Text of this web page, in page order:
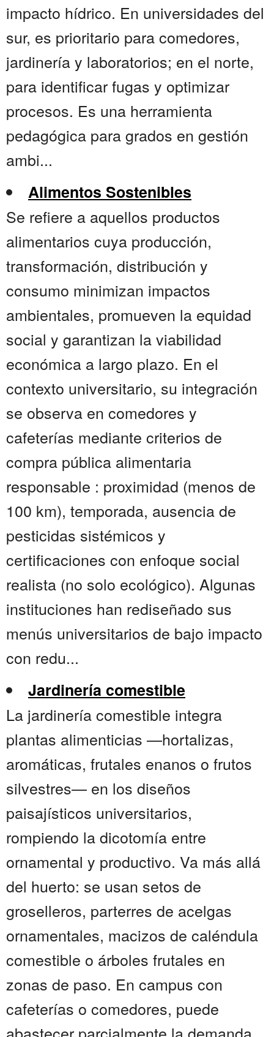
impacto hídrico. En universidades del
sur, es prioritario para comedores,
jardinería y laboratorios; en el norte,
para identificar fugas y optimizar
procesos. Es una herramienta
pedagógica para grados en gestión
ambi...
Alimentos Sostenibles
Se refiere a aquellos productos
alimentarios cuya producción,
transformación, distribución y
consumo minimizan impactos
ambientales, promueven la equidad
social y garantizan la viabilidad
económica a largo plazo. En el
contexto universitario, su integración
se observa en comedores y
cafeterías mediante criterios de
compra pública alimentaria
responsable : proximidad (menos de
100 km), temporada, ausencia de
pesticidas sistémicos y
certificaciones con enfoque social
realista (no solo ecológico). Algunas
instituciones han rediseñado sus
menús universitarios de bajo impacto
con redu...
Jardinería comestible
La jardinería comestible integra
plantas alimenticias —hortalizas,
aromáticas, frutales enanos o frutos
silvestres— en los diseños
paisajísticos universitarios,
rompiendo la dicotomía entre
ornamental y productivo. Va más allá
del huerto: se usan setos de
groselleros, parterres de acelgas
ornamentales, macizos de caléndula
comestible o árboles frutales en
zonas de paso. En campus con
cafeterías o comedores, puede